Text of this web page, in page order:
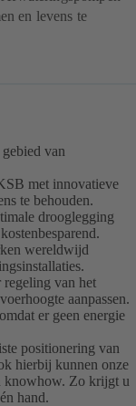
en levens te
van
met innovatieve
te behouden.
drooglegging
wereldwijd
van het
aanpassen.
er geen energie
positionering van
hierbij kunnen onze
knowhow. Zo krijgt u
hand.